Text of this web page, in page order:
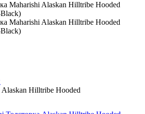
Alaskan Hilltribe Hooded